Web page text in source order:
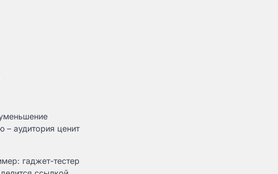
– аудитория ценит
гаджет-тестер